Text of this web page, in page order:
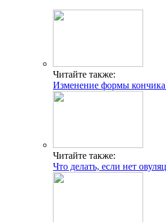
Читайте также:
Изменение формы кончика
Читайте также:
Что делать, если нет